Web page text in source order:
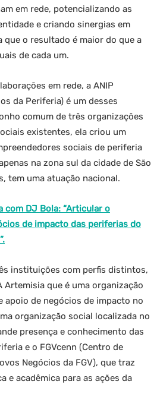
em rede, potencializando as
e criando sinergias em
que o resultado é maior do que a
de cada um.
em rede, a ANIP
da Periferia) é um desses
comum de três organizações
existentes, ela criou um
sociais de periferia
na zona sul da cidade de São
tem uma atuação nacional.
com DJ Bola: “Articular o
de impacto das periferias do
instituições com perfis distintos,
Artemisia que é uma organização
apoio de negócios de impacto no
organização social localizada no
presença e conhecimento das
e o FGVcenn (Centro de
Negócios da FGV), que traz
e acadêmica para as ações da